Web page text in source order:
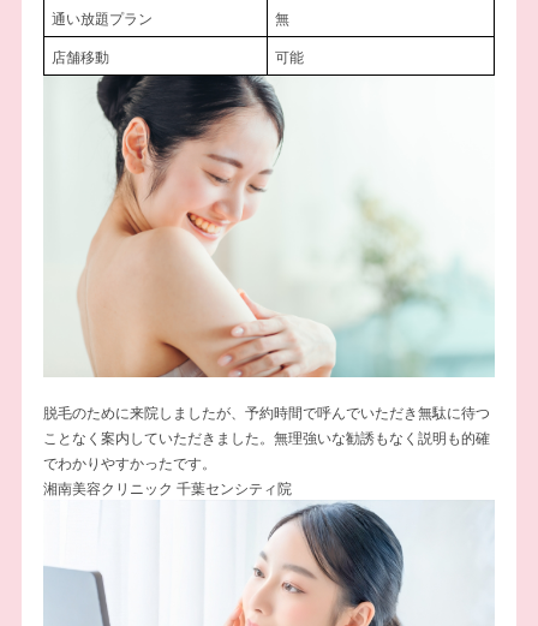
通い放題プラン
無
店舗移動
可能
脱毛のために来院しましたが、予約時間で呼んでいただき無駄に待つ
ことなく案内していただきました。無理強いな勧誘もなく説明も的確
でわかりやすかったです。
湘南美容クリニック 千葉センシティ院